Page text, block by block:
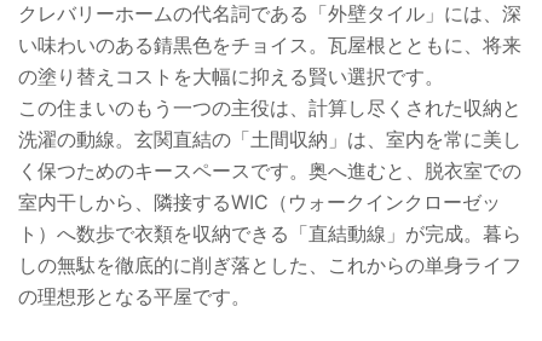
クレバリーホームの代名詞である「外壁タイル」には、深
い味わいのある錆黒色をチョイス。瓦屋根とともに、将来
の塗り替えコストを大幅に抑える賢い選択です。
この住まいのもう一つの主役は、計算し尽くされた収納と
洗濯の動線。玄関直結の「土間収納」は、室内を常に美し
く保つためのキースペースです。奥へ進むと、脱衣室での
室内干しから、隣接するWIC（ウォークインクローゼッ
ト）へ数歩で衣類を収納できる「直結動線」が完成。暮ら
しの無駄を徹底的に削ぎ落とした、これからの単身ライフ
の理想形となる平屋です。